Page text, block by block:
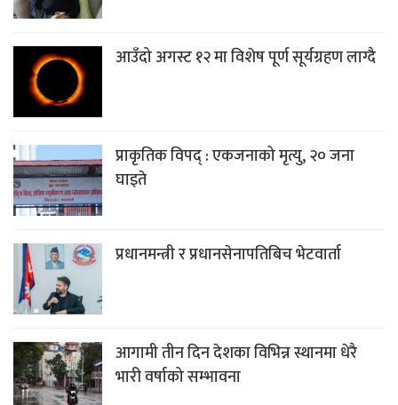
आउँदो अगस्ट १२ मा विशेष पूर्ण सूर्यग्रहण लाग्दै
प्राकृतिक विपद् : एकजनाको मृत्यु, २० जना
घाइते
प्रधानमन्त्री र प्रधानसेनापतिबिच भेटवार्ता
आगामी तीन दिन देशका विभिन्न स्थानमा धेरै
भारी वर्षाको सम्भावना